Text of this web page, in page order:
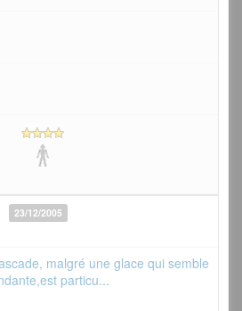
23/12/2005
malgré une glace qui semble
particu...